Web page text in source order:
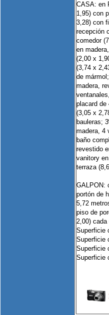
CASA: en
1,95) con
3,28) con
recepción
comedor
en
(2,00 x
(3,74 x
de
madera,
placard de
(3,05 x
bauleras;
madera, 4
baño
revestido
vanitory
terraza
GALPON:
portón de
5,72
piso de
2,00) cada
Superficie
Superficie
Superficie
Superficie